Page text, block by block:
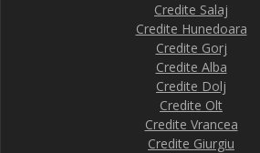
Credite Salaj
Credite Hunedoara
Credite Gorj
Credite Alba
Credite Dolj
Credite Olt
Credite Vrancea
Credite Giurgiu